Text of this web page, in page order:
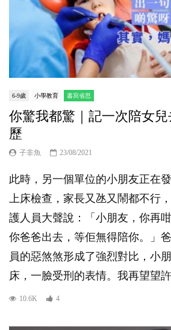
6-9歲 小學教育 書寫省思
你驚我都驚｜記一次陪女
歷
子非魚 23/08/2021
此時，另一個單位的小朋友正在
上床檢查，家長又氹又鬧都不行
護人員大聲說：「小朋友，你再
你爸爸出去，等佢無得陪你。」
員的惡煞煞形成了強烈對比，小
床，一臉受刑的表情。我再望望
10.6K 4